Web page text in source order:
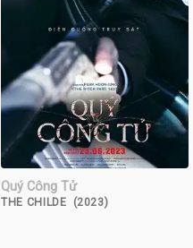
Quý Công Tử
THE CHILDE (2023)